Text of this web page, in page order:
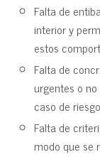
Falta de
interior y
estos
Falta de
urgentes o
caso de
Falta de
modo que se